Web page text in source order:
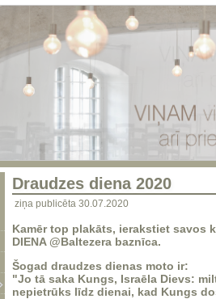
Draudzes diena 2020
ziņa publicēta 30.07.2020
Kamēr top plakāts, ierakstiet savos
DIENA @Baltezera baznīca.
Šogad draudzes dienas moto ir:
"Jo tā saka Kungs, Israēla Dievs:
nepietrūks līdz dienai, kad Kungs